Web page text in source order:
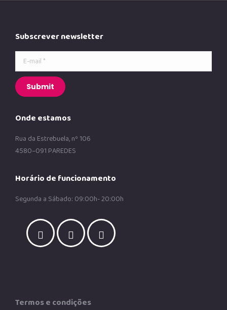
Subscrever newsletter
E-mail *
Submit
Onde estamos
Rua da Estrebuela, nº 106
4580–091 PAREDES
Horário de funcionamento
Segunda a Sábado: 09:00h- 20:00h
Termos e condições